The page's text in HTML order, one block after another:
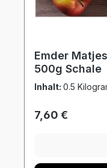
Emder
500g Schale
Inhalt: 0.5
Regulärer Preis:
7,60 €